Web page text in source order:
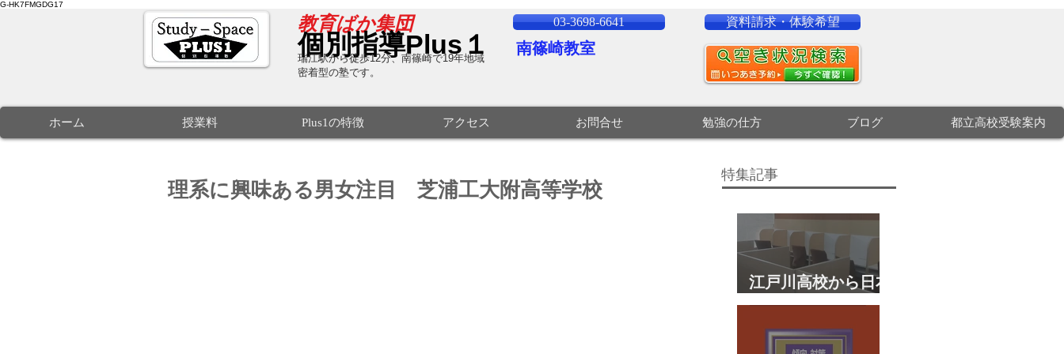
G-HK7FMGDG17
​教育ばか集団
個別指導Plus１ 南篠崎教室
03-3698-6641
瑞江駅から徒歩12分、南篠崎で19年地域
密着型の塾です。
資料請求・体験希望
ホーム 授業料 Plus1の特徴 アクセス お問合せ 勉強の仕方 ブログ 都立高校受験案内
理系に興味ある男女注目 芝浦工大附高等学校
特集記事
江戸川高校から日本
大学文理学部に合
格 合格体験談